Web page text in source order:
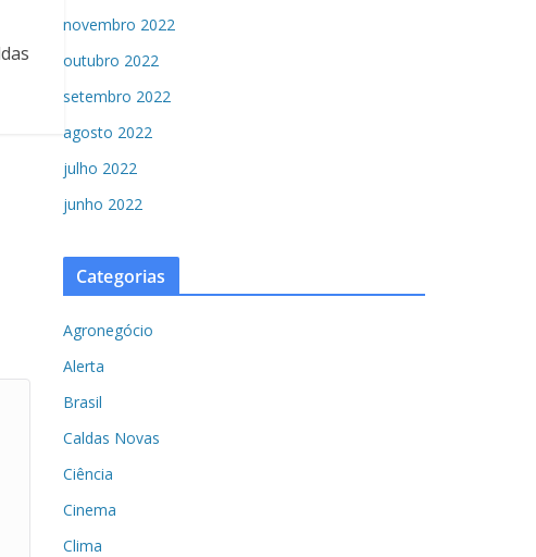
novembro 2022
outubro 2022
setembro 2022
agosto 2022
julho 2022
junho 2022
Categorias
Agronegócio
Alerta
Brasil
Caldas Novas
Ciência
Cinema
Clima